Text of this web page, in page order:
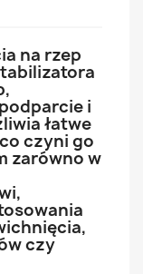
na rzep
i
łatwe
czyni go
zarówno w
czy